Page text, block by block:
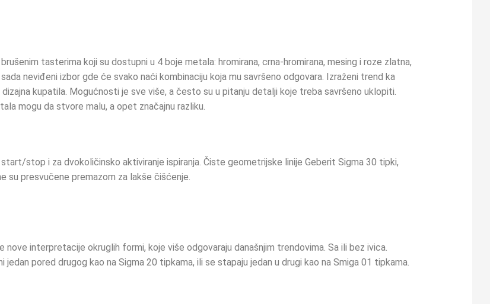
tasterima koji su dostupni u 4 boje metala: hromirana, crna-hromirana, mesing i roze zlatna,
neviđeni izbor gde će svako naći kombinaciju koja mu savršeno odgovara. Izraženi trend ka
kupatila. Mogućnosti je sve više, a često su u pitanju detalji koje treba savršeno uklopiti.
mogu da stvore malu, a opet značajnu razliku.
stop i za dvokoličinsko aktiviranje ispiranja. Čiste geometrijske linije Geberit Sigma 30 tipki,
su presvučene premazom za lakše čišćenje.
interpretacije okruglih formi, koje više odgovaraju današnjim trendovima. Sa ili bez ivica.
pored drugog kao na Sigma 20 tipkama, ili se stapaju jedan u drugi kao na Smiga 01 tipkama.